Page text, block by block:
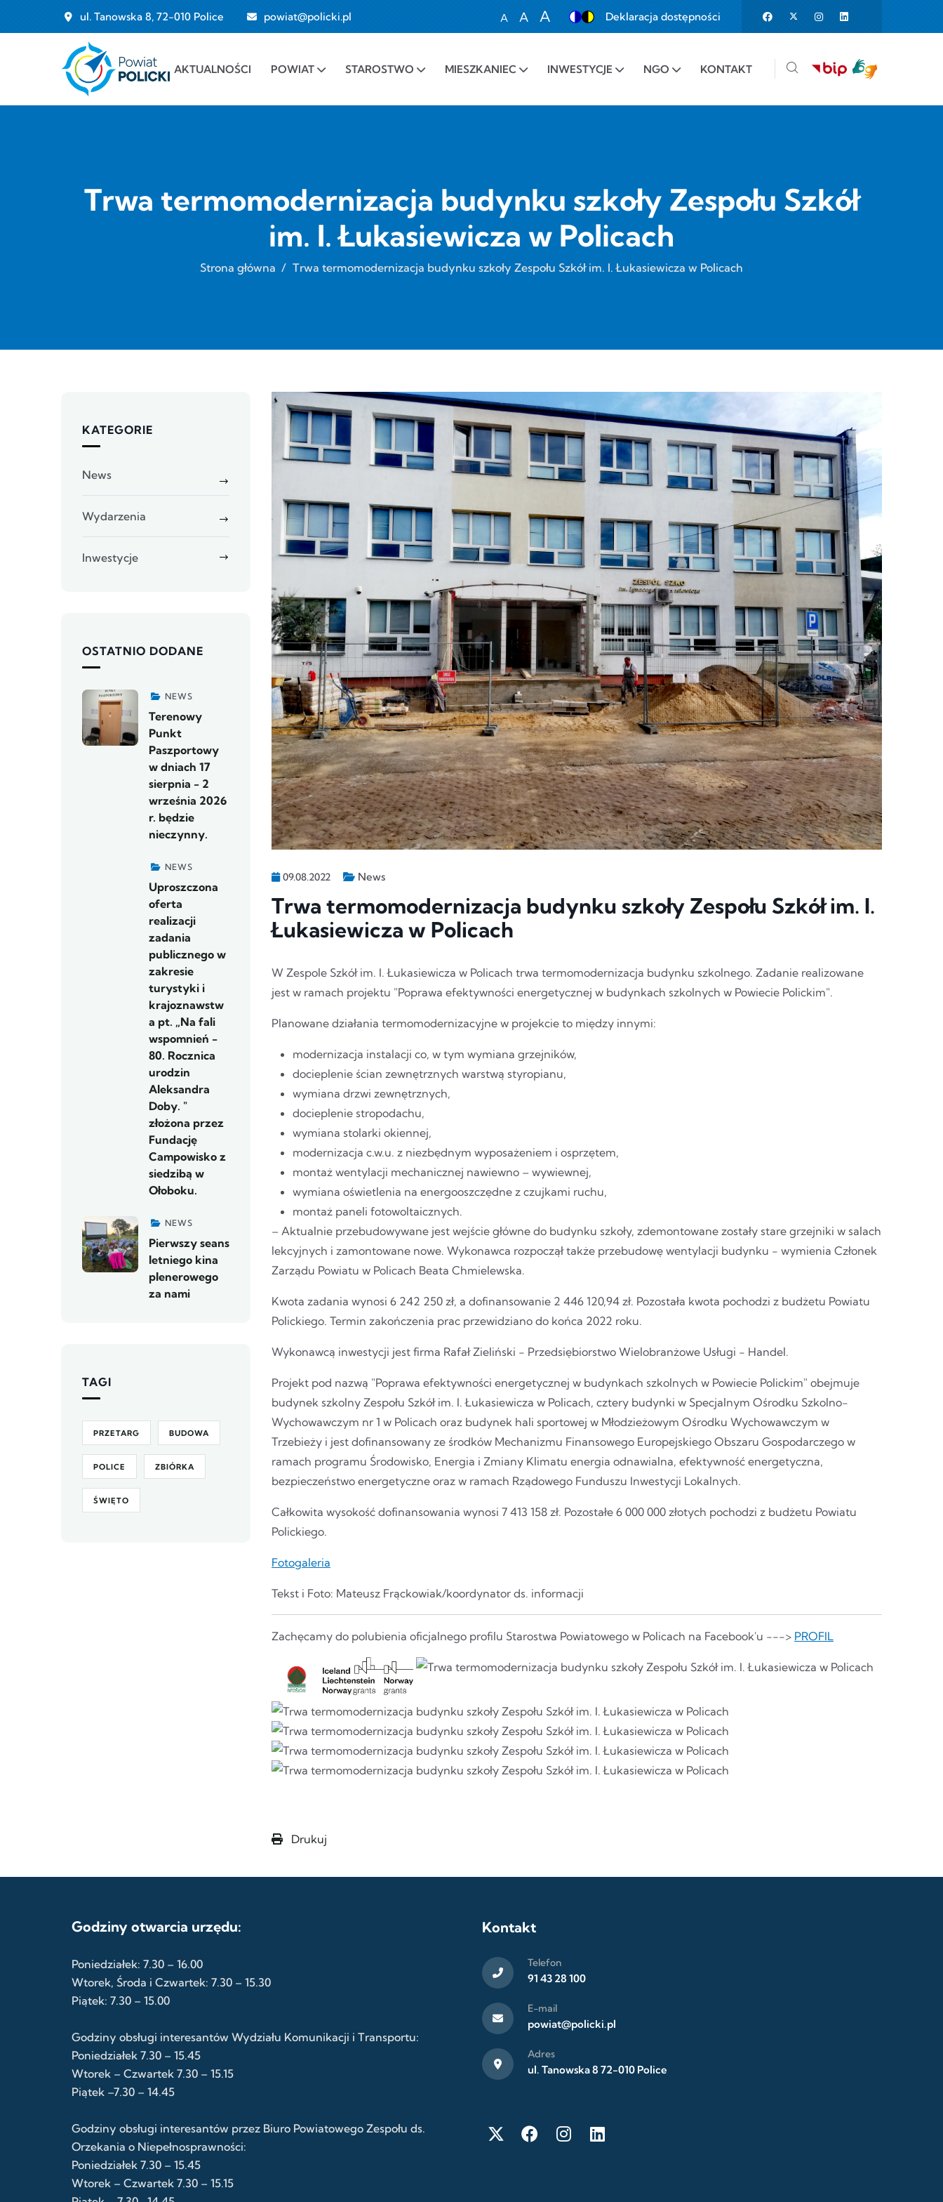
Przejdź do treści
ul. Tanowska 8, 72-010 Police powiat@policki.pl
A
Set font size to 100%
A
A
Deklaracja dostępności
AKTUALNOŚCI POWIAT STAROSTWO MIESZKANIEC INWESTYCJE NGO KONTAKT
Trwa termomodernizacja budynku szkoły Zespołu Szkół
im. I. Łukasiewicza w Policach
Strona główna / Trwa termomodernizacja budynku szkoły Zespołu Szkół im. I. Łukasiewicza w Policach
09.08.2022 News
Trwa termomodernizacja budynku szkoły Zespołu Szkół im. I.
Łukasiewicza w Policach
W Zespole Szkół im. I. Łukasiewicza w Policach trwa termomodernizacja budynku szkolnego. Zadanie realizowane
jest w ramach projektu "Poprawa efektywności energetycznej w budynkach szkolnych w Powiecie Polickim".
Planowane działania termomodernizacyjne w projekcie to między innymi:
modernizacja instalacji co, w tym wymiana grzejników,
docieplenie ścian zewnętrznych warstwą styropianu,
wymiana drzwi zewnętrznych,
docieplenie stropodachu,
wymiana stolarki okiennej,
modernizacja c.w.u. z niezbędnym wyposażeniem i osprzętem,
montaż wentylacji mechanicznej nawiewno – wywiewnej,
wymiana oświetlenia na energooszczędne z czujkami ruchu,
montaż paneli fotowoltaicznych.
– Aktualnie przebudowywane jest wejście główne do budynku szkoły, zdemontowane zostały stare grzejniki w salach
lekcyjnych i zamontowane nowe. Wykonawca rozpoczął także przebudowę wentylacji budynku - wymienia Członek
Zarządu Powiatu w Policach Beata Chmielewska.
Kwota zadania wynosi 6 242 250 zł, a dofinansowanie 2 446 120,94 zł. Pozostała kwota pochodzi z budżetu Powiatu
Polickiego. Termin zakończenia prac przewidziano do końca 2022 roku.
Wykonawcą inwestycji jest firma Rafał Zieliński - Przedsiębiorstwo Wielobranżowe Usługi - Handel.
Projekt pod nazwą "Poprawa efektywności energetycznej w budynkach szkolnych w Powiecie Polickim" obejmuje
budynek szkolny Zespołu Szkół im. I. Łukasiewicza w Policach, cztery budynki w Specjalnym Ośrodku Szkolno-
Wychowawczym nr 1 w Policach oraz budynek hali sportowej w Młodzieżowym Ośrodku Wychowawczym w
Trzebieży i jest dofinansowany ze środków Mechanizmu Finansowego Europejskiego Obszaru Gospodarczego w
ramach programu Środowisko, Energia i Zmiany Klimatu energia odnawialna, efektywność energetyczna,
bezpieczeństwo energetyczne oraz w ramach Rządowego Funduszu Inwestycji Lokalnych.
Całkowita wysokość dofinansowania wynosi 7 413 158 zł. Pozostałe 6 000 000 złotych pochodzi z budżetu Powiatu
Polickiego.
Fotogaleria
Tekst i Foto: Mateusz Frąckowiak/koordynator ds. informacji
Zachęcamy do polubienia oficjalnego profilu Starostwa Powiatowego w Policach na Facebook'u ---> PROFIL
Drukuj
KATEGORIE
News
Wydarzenia
Inwestycje
OSTATNIO DODANE
NEWS
Terenowy
Punkt
Paszportowy
w dniach 17
sierpnia - 2
września 2026
r. będzie
nieczynny.
NEWS
Uproszczona
oferta
realizacji
zadania
publicznego w
zakresie
turystyki i
krajoznawstw
a pt. „Na fali
wspomnień -
80. Rocznica
urodzin
Aleksandra
Doby. "
złożona przez
Fundację
Campowisko z
siedzibą w
Ołoboku.
NEWS
Pierwszy seans
letniego kina
plenerowego
za nami
TAGI
PRZETARG BUDOWA
POLICE ZBIÓRKA
ŚWIĘTO
Godziny otwarcia urzędu:
Poniedziałek: 7.30 – 16.00
Wtorek, Środa i Czwartek: 7.30 – 15.30
Piątek: 7.30 – 15.00
Godziny obsługi interesantów Wydziału Komunikacji i Transportu:
Poniedziałek 7.30 – 15.45
Wtorek – Czwartek 7.30 – 15.15
Piątek –7.30 – 14.45
Godziny obsługi interesantów przez Biuro Powiatowego Zespołu ds.
Orzekania o Niepełnosprawności:
Poniedziałek 7.30 – 15.45
Wtorek – Czwartek 7.30 – 15.15
Kontakt
Telefon
91 43 28 100
E-mail
powiat@policki.pl
Adres
ul. Tanowska 8 72-010 Police